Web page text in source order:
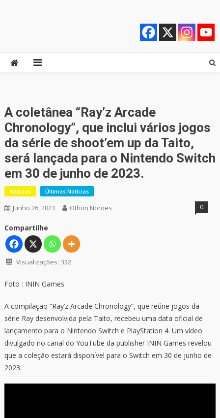
Quebrando o Controle
A coletânea “Ray’z Arcade
Chronology”, que inclui vários jogos
da série de shoot’em up da Taito,
será lançada para o Nintendo Switch
em 30 de junho de 2023.
Notícias Últimas Notícias
Junho 26, 2023 Othon Norões 0
Compartilhe
Visualizações: 332
Foto : ININ Games
A compilação “Ray’z Arcade Chronology”, que reúne jogos da
série Ray desenvolvida pela Taito, recebeu uma data oficial de
lançamento para o Nintendo Switch e PlayStation 4. Um vídeo
divulgado no canal do YouTube da publisher ININ Games revelou
que a coleção estará disponível para o Switch em 30 de junho de
2023.